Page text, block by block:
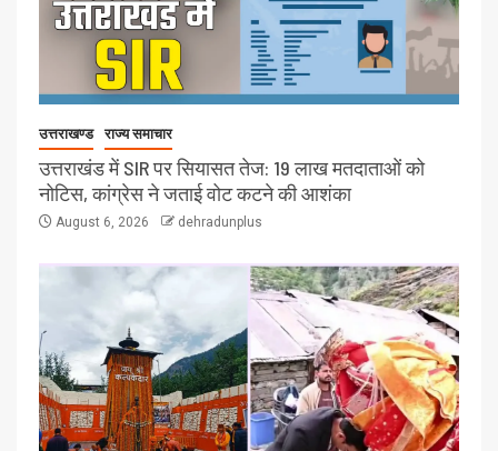
उत्तराखण्ड राज्य समाचार
उत्तराखंड में SIR पर सियासत तेज: 19 लाख मतदाताओं को
नोटिस, कांग्रेस ने जताई वोट कटने की आशंका
August 6, 2026 dehradunplus